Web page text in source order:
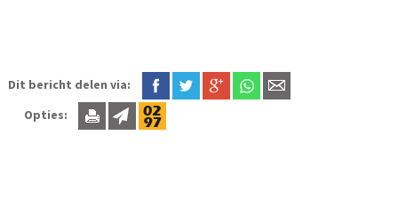
Dit bericht delen via:
Opties: